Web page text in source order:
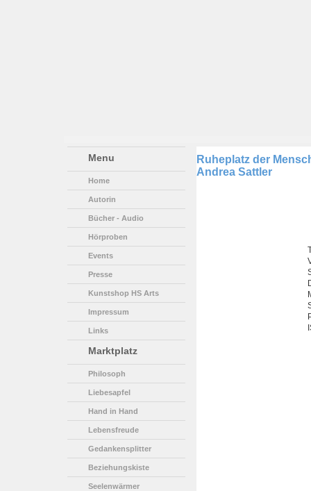
Ruheplatz der
Andrea Sattler
Menu
Home
Autorin
Bücher - Audio
Hörproben
Events
Presse
Kunstshop HS Arts
Impressum
Links
Marktplatz
Philosoph
Liebesapfel
Hand in Hand
Lebensfreude
Gedankensplitter
Beziehungskiste
Seelenwärmer